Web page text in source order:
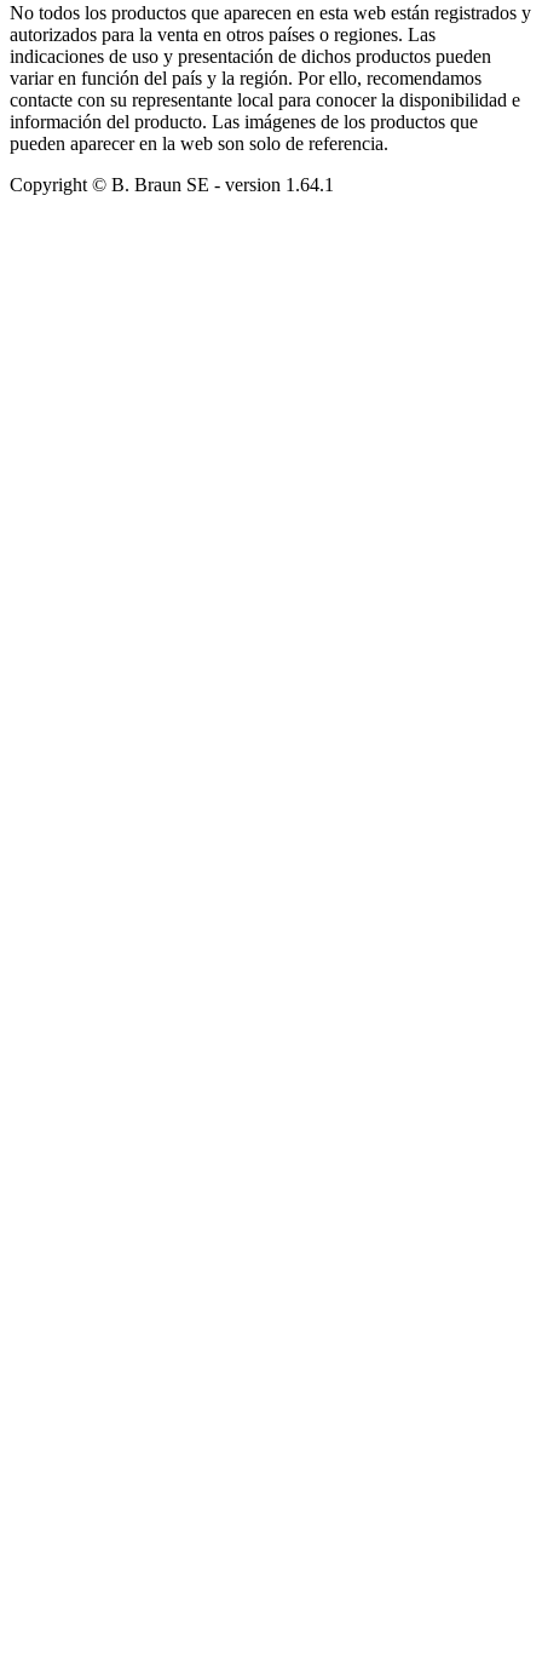
No todos los productos que aparecen en esta web están registrados y
autorizados para la venta en otros países o regiones. Las
indicaciones de uso y presentación de dichos productos pueden
variar en función del país y la región. Por ello, recomendamos
contacte con su representante local para conocer la disponibilidad e
información del producto. Las imágenes de los productos que
pueden aparecer en la web son solo de referencia.
Copyright © B. Braun SE - version 1.64.1